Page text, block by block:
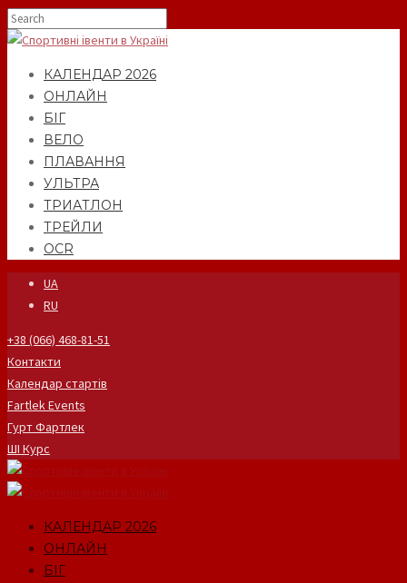
КАЛЕНДАР 2026
ОНЛАЙН
БІГ
ВЕЛО
ПЛАВАННЯ
УЛЬТРА
ТРИАТЛОН
ТРЕЙЛИ
OCR
UA
RU
+38 (066) 468-81-51
Контакти
Календар стартів
Fartlek Events
Гурт Фартлек
ШІ Курс
КАЛЕНДАР 2026
ОНЛАЙН
БІГ